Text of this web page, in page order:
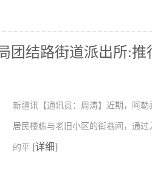
团结路街道派出所:推
新疆讯【通讯员：周涛】近期，阿
居民楼栋与老旧小区的街巷间，通
的平 [详细]